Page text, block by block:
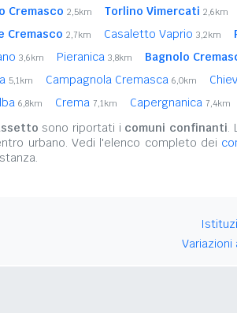
Cremasco 2,5km Torlino Vimercati 2,6km
Cremasco 2,7km Casaletto Vaprio 3,2km
3,6km Pieranica 3,8km Bagnolo
5,1km Campagnola Cremasca 6,0km
6,8km Crema 7,1km Capergnanica 7,4km
sono riportati i comuni confinanti.
urbano. Vedi l'elenco completo dei